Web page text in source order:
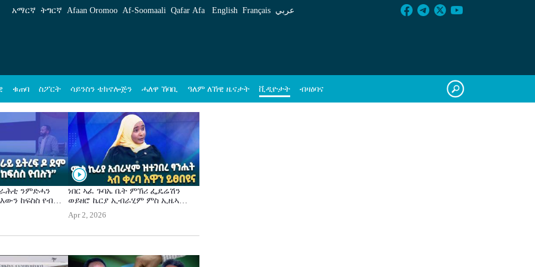
አማርኛ ትግርኛ Afaan Oromoo Af‑Soomaali Qafar Afa English Français عربي
ቁጠባ ስፖርት ሳይንስን ቴክኖሎጅን ሓለዋ ኸባቢ ዓለም ለኸዊ ዜናታት ቪዲዮታት ብዛዕባና
ንምድሓን
ከፍስስ የብሉን-
ነበር ኣፈ ጉባኤ ቤት ምኽሪ ፌዴሬሽን
ወይዘሮ ኬርያ ኢብራሂም ምስ ኢዜኣ
ዝነበረን ፃንሒት ኣብ ቀረባ እዋን ይፀበዩና
Apr 2, 2026